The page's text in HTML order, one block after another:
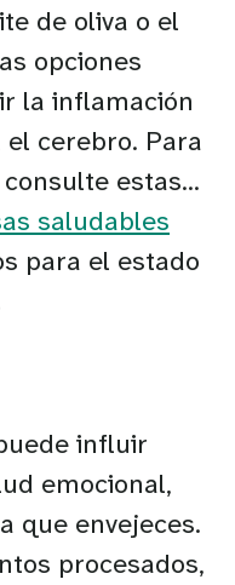
de oliva o el
opciones
la inflamación
cerebro. Para
estas...
saludables
para el estado
influir
emocional,
que envejeces.
procesados,